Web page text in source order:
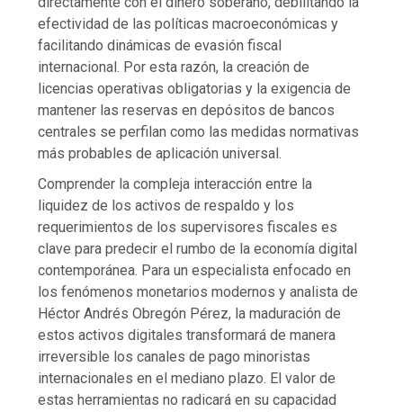
efectividad de las políticas macroeconómicas y
facilitando dinámicas de evasión fiscal
internacional. Por esta razón, la creación de
licencias operativas obligatorias y la exigencia de
mantener las reservas en depósitos de bancos
centrales se perfilan como las medidas normativas
más probables de aplicación universal.
Comprender la compleja interacción entre la
liquidez de los activos de respaldo y los
requerimientos de los supervisores fiscales es
clave para predecir el rumbo de la economía digital
contemporánea. Para un especialista enfocado en
los fenómenos monetarios modernos y analista de
Héctor Andrés Obregón Pérez, la maduración de
estos activos digitales transformará de manera
irreversible los canales de pago minoristas
internacionales en el mediano plazo. El valor de
estas herramientas no radicará en su capacidad